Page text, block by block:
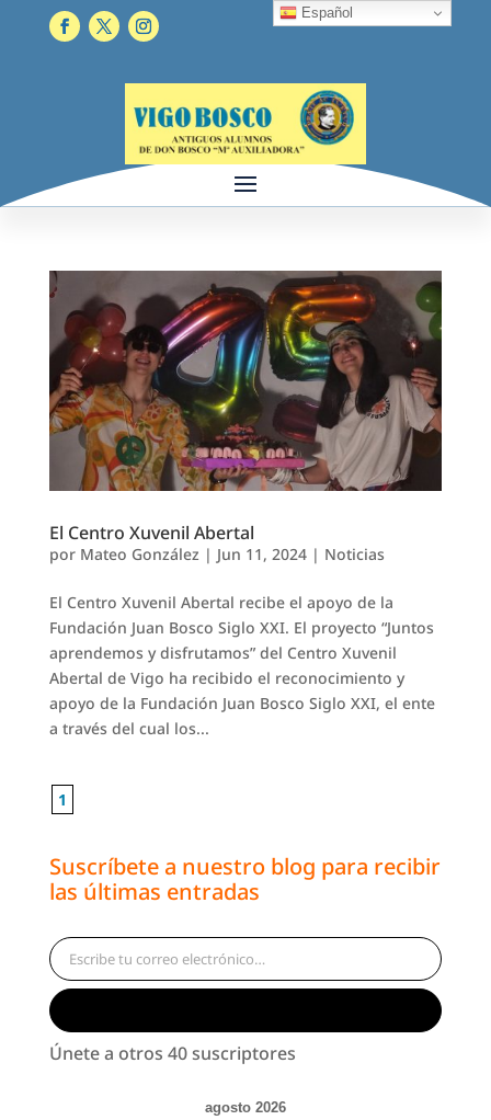
El Centro Xuvenil Abertal
por Mateo González | Jun 11, 2024| Noticias
El Centro Xuvenil Abertal recibe el apoyo de la
Fundación Juan Bosco Siglo XXI. El proyecto “Juntos
aprendemos y disfrutamos” del Centro Xuvenil
Abertal de Vigo ha recibido el reconocimiento y
apoyo de la Fundación Juan Bosco Siglo XXI, el ente
a través del cual los...
1
Suscríbete a nuestro blog para recibir
las últimas entradas
Escribe tu correo electrónico…
Únete a otros 40 suscriptores
agosto 2026
Español